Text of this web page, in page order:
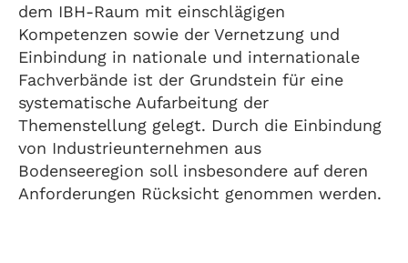
dem IBH-Raum mit einschlägigen
Kompetenzen sowie der Vernetzung und
Einbindung in nationale und internationale
Fachverbände ist der Grundstein für eine
systematische Aufarbeitung der
Themenstellung gelegt. Durch die Einbindung
von Industrieunternehmen aus
Bodenseeregion soll insbesondere auf deren
Anforderungen Rücksicht genommen werden.